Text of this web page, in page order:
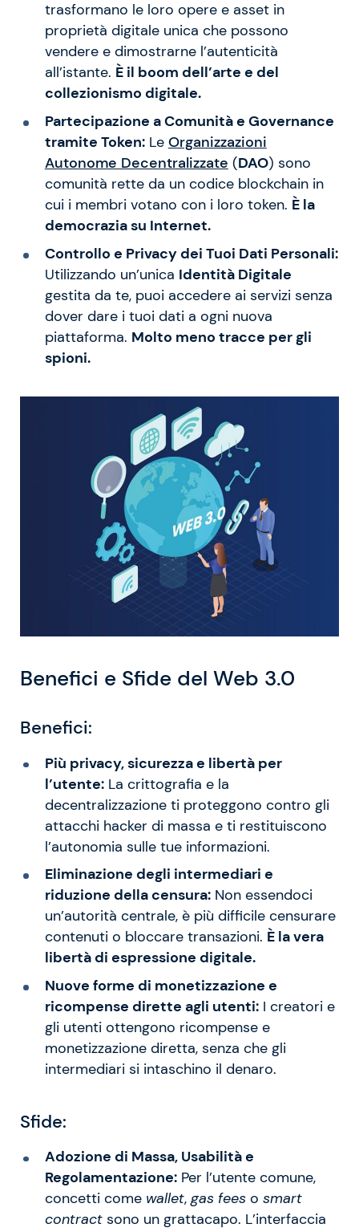
trasformano le loro opere e asset in
proprietà digitale unica che possono
vendere e dimostrarne l’autenticità
all’istante. È il boom dell’arte e del
collezionismo digitale.
Partecipazione a Comunità e Governance
tramite Token:Le Organizzazioni
Autonome Decentralizzate (DAO) sono
comunità rette da un codice blockchain in
cui i membri votano con i loro token. È la
democrazia su Internet.
Controllo e Privacy dei Tuoi Dati Personali:
Utilizzando un’unica Identità Digitale
gestita da te, puoi accedere ai servizi senza
dover dare i tuoi dati a ogni nuova
piattaforma. Molto meno tracce per gli
spioni.
Benefici e Sfide del Web 3.0
Benefici:
Più privacy, sicurezza e libertà per
l’utente:La crittografia e la
decentralizzazione ti proteggono contro gli
attacchi hacker di massa e ti restituiscono
l’autonomia sulle tue informazioni.
Eliminazione degli intermediari e
riduzione della censura:Non essendoci
un’autorità centrale, è più difficile censurare
contenuti o bloccare transazioni. È la vera
libertà di espressione digitale.
Nuove forme di monetizzazione e
ricompense dirette agli utenti:I creatori e
gli utenti ottengono ricompense e
monetizzazione diretta, senza che gli
intermediari si intaschino il denaro.
Sfide:
Adozione di Massa, Usabilità e
Regolamentazione:Per l’utente comune,
concetti come wallet,gas fees o smart
contractsono un grattacapo. L’interfaccia